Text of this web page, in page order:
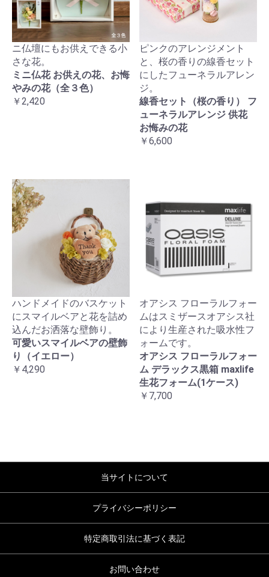
ニ仏壇にもお供えできる小
さな花。
ミニ仏花 お供えの花、お悔
やみの花（全３色）
￥2,420
ピンクのアレンジメント
と、桜の香りの線香セット
にしたフューネラルアレン
ジ。
線香セット（桜の香り） フ
ューネラルアレンジ 供花
お悔みの花
￥6,600
ハンドメイドのバスケット
にスマイルベアと花を詰め
込んだお洒落な壁飾り。
可愛いスマイルベアの壁飾
り（イエロー）
￥4,290
オアシス フローラルフォー
ムはスミザースオアシス社
により生産された吸水性フ
ォームです。
オアシス フローラルフォー
ム デラックス黒箱 maxlife
生花フォーム(1ケース)
￥7,700
当サイトについて
プライバシーポリシー
特定商取引法に基づく表記
お問い合わせ